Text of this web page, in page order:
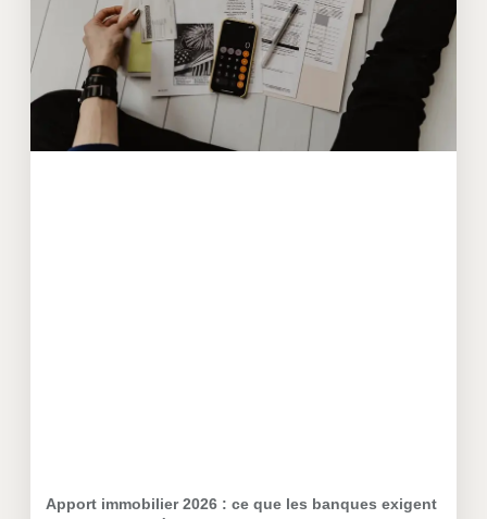
Apport immobilier 2026 : ce que les banques exigent